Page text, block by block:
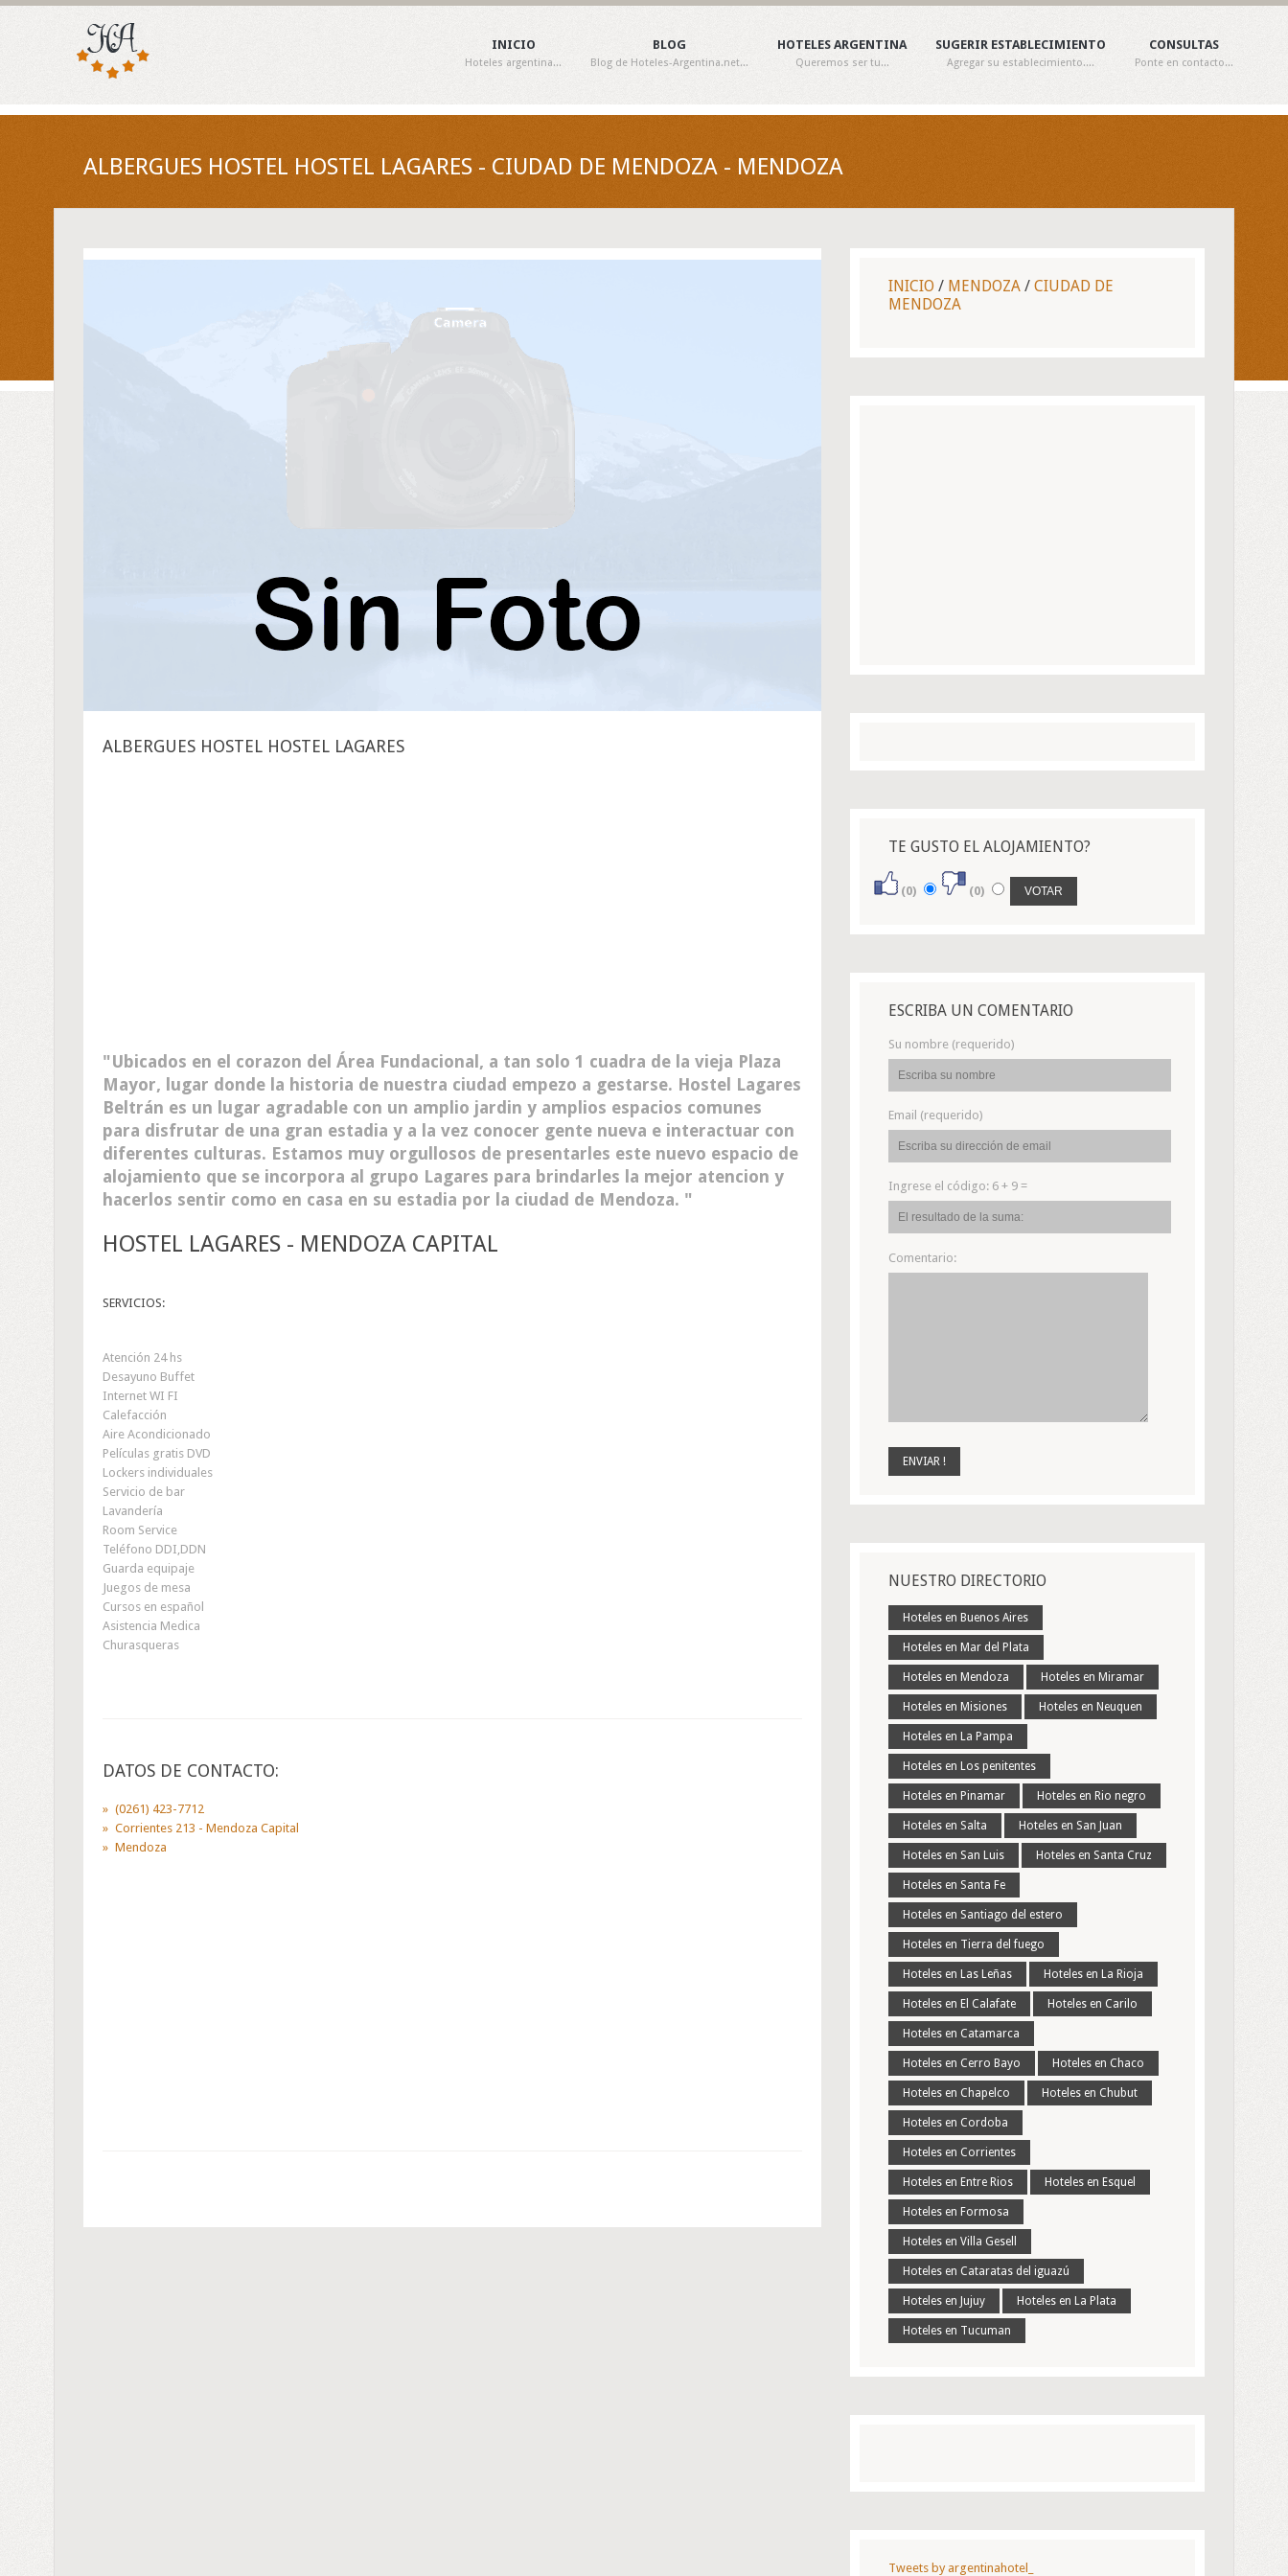
INICIO
Hoteles argentina...
BLOG
Blog de Hoteles-Argentina.net...
HOTELES ARGENTINA
Queremos ser tu...
SUGERIR ESTABLECIMIENTO
Agregar su establecimiento....
CONSULTAS
Ponte en contacto...
ALBERGUES HOSTEL HOSTEL LAGARES - CIUDAD DE MENDOZA - MENDOZA
ALBERGUES HOSTEL HOSTEL LAGARES
Ubicados en el corazon del Área Fundacional, a tan solo 1 cuadra de la vieja Plaza
Mayor, lugar donde la historia de nuestra ciudad empezo a gestarse. Hostel Lagares
Beltrán es un lugar agradable con un amplio jardin y amplios espacios comunes
para disfrutar de una gran estadia y a la vez conocer gente nueva e interactuar con
diferentes culturas. Estamos muy orgullosos de presentarles este nuevo espacio de
alojamiento que se incorpora al grupo Lagares para brindarles la mejor atencion y
hacerlos sentir como en casa en su estadia por la ciudad de Mendoza.
HOSTEL LAGARES - MENDOZA CAPITAL
SERVICIOS:
Atención 24 hs
Desayuno Buffet
Internet WI FI
Calefacción
Aire Acondicionado
Películas gratis DVD
Lockers individuales
Servicio de bar
Lavandería
Room Service
Teléfono DDI,DDN
Guarda equipaje
Juegos de mesa
Cursos en español
Asistencia Medica
Churasqueras
DATOS DE CONTACTO:
(0261) 423-7712
Corrientes 213 - Mendoza Capital
Mendoza
INICIO / MENDOZA / CIUDAD DE
MENDOZA
TE GUSTO EL ALOJAMIENTO?
(0) (0)
ESCRIBA UN COMENTARIO
Su nombre (requerido)
Email (requerido)
Ingrese el código: 6 + 9 =
Comentario:
NUESTRO DIRECTORIO
Hoteles en Buenos Aires
Hoteles en Mar del Plata
Hoteles en Mendoza Hoteles en Miramar
Hoteles en Misiones Hoteles en Neuquen
Hoteles en La Pampa
Hoteles en Los penitentes
Hoteles en Pinamar Hoteles en Rio negro
Hoteles en Salta Hoteles en San Juan
Hoteles en San Luis Hoteles en Santa Cruz
Hoteles en Santa Fe
Hoteles en Santiago del estero
Hoteles en Tierra del fuego
Hoteles en Las Leñas Hoteles en La Rioja
Hoteles en El Calafate Hoteles en Carilo
Hoteles en Catamarca
Hoteles en Cerro Bayo Hoteles en Chaco
Hoteles en Chapelco Hoteles en Chubut
Hoteles en Cordoba
Hoteles en Corrientes
Hoteles en Entre Rios Hoteles en Esquel
Hoteles en Formosa
Hoteles en Villa Gesell
Hoteles en Cataratas del iguazú
Hoteles en Jujuy Hoteles en La Plata
Hoteles en Tucuman
Tweets by argentinahotel_